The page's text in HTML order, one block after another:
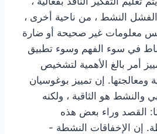
النشط ، من ناحية أخرى ،
معلومات غير صحيحة أو ضارة
في سوء الفهم وسوء تطبيق
أمر بالغ الأهمية لتشخيص
ومعالجتها. إن تمييز بوغوسيان
والنشط هو الثاقبة ، ولكنه
القصد وراء بعض هذه
إن الإخفاقات النشطة -